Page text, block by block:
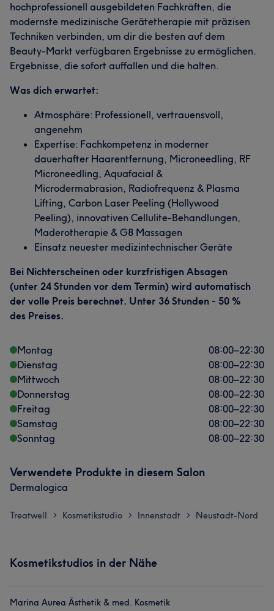
hochprofessionell ausgebildeten Fachkräften, die
modernste medizinische Gerätetherapie mit präzisen
Techniken verbinden, um dir die besten auf dem
Beauty-Markt verfügbaren Ergebnisse zu ermöglichen.
Ergebnisse, die sofort auffallen und die halten.
Was dich erwartet:
Atmosphäre: Professionell, vertrauensvoll,
angenehm
Expertise: Fachkompetenz in moderner
dauerhafter Haarentfernung, Microneedling, RF
Microneedling, Aquafacial &
Microdermabrasion, Radiofrequenz & Plasma
Lifting, Carbon Laser Peeling (Hollywood
Peeling), innovativen Cellulite-Behandlungen,
Maderotherapie & G8 Massagen
Einsatz neuester medizintechnischer Geräte
Bei Nichterscheinen oder kurzfristigen Absagen
(unter 24 Stunden vor dem Termin) wird automatisch
der volle Preis berechnet. Unter 36 Stunden - 50 %
des Preises.
Montag 08:00–22:30
Dienstag
08:00–22:30
Mittwoch
08:00–22:30
Donnerstag
08:00–22:30
Freitag
08:00–22:30
Samstag
08:00–22:30
Sonntag
08:00–22:30
Verwendete Produkte in diesem Salon
Dermalogica
Treatwell > Kosmetikstudio > Innenstadt > Neustadt-Nord
Kosmetikstudios in der Nähe
Marina Aurea Ästhetik & med. Kosmetik